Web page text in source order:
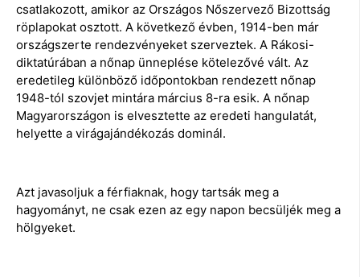
csatlakozott, amikor az Országos Nőszervező Bizottság
röplapokat osztott. A következő évben, 1914-ben már
országszerte rendezvényeket szerveztek. A Rákosi-
diktatúrában a nőnap ünneplése kötelezővé vált. Az
eredetileg különböző időpontokban rendezett nőnap
1948-tól szovjet mintára március 8-ra esik. A nőnap
Magyarországon is elvesztette az eredeti hangulatát,
helyette a virágajándékozás dominál.
Azt javasoljuk a férfiaknak, hogy tartsák meg a
hagyományt, ne csak ezen az egy napon becsüljék meg a
hölgyeket.